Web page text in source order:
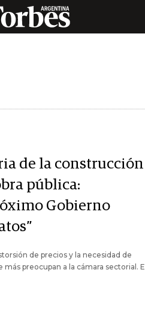
de la construcción
pública:
Gobierno
de precios y la necesidad de
preocupan a la cámara sectorial. El